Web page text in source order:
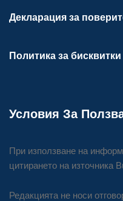
Декларация за
Политика за
Условия За
При използване на
цитирането на източника
Редакцията не носи